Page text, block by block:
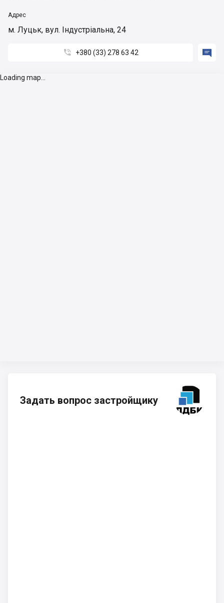
Адрес
м. Луцьк, вул. Індустріальна, 24
 +380 (33) 278 63 42 
Loading map...
Задать вопрос застройщику